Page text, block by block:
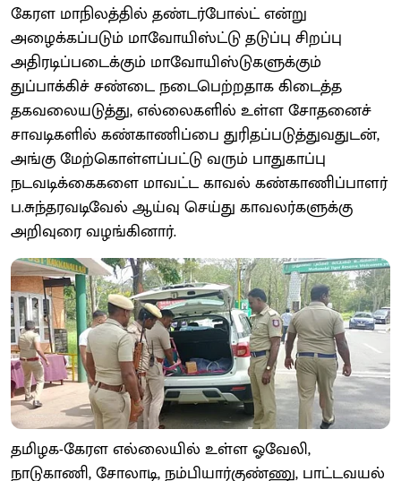
கேரள மாநிலத்தில் தண்டர்போல்ட் என்று
அழைக்கப்படும் மாவோயிஸ்ட்டு தடுப்பு சிறப்பு
அதிரடிப்படைக்கும் மாவோயிஸ்டுகளுக்கும்
துப்பாக்கிச் சண்டை நடைபெற்றதாக கிடைத்த
தகவலையடுத்து, எல்லைகளில் உள்ள சோதனைச்
சாவடிகளில் கண்காணிப்பை துரிதப்படுத்துவதுடன்,
அங்கு மேற்கொள்ளப்பட்டு வரும் பாதுகாப்பு
நடவடிக்கைகளை மாவட்ட காவல் கண்காணிப்பாளர்
ப.சுந்தரவடிவேல் ஆய்வு செய்து காவலர்களுக்கு
அறிவுரை வழங்கினார்.
தமிழக-கேரள எல்லையில் உள்ள ஓவேலி,
நாடுகாணி, சோலாடி, நம்பியார்குண்ணு, பாட்டவயல்